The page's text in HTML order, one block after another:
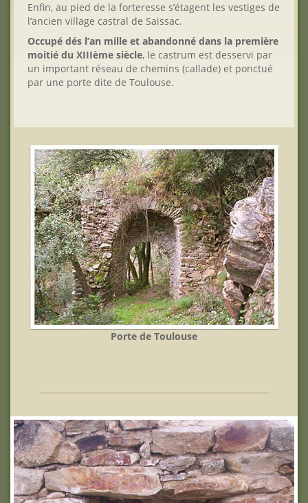
Enfin, au pied de la forteresse s’étagent les vestiges de
l’ancien village castral de Saissac.
Occupé dés l’an mille et abandonné dans la première
moitié du XIIIème siècle, le castrum est desservi par
un important réseau de chemins (callade) et ponctué
par une porte dite de Toulouse.
Porte de Toulouse